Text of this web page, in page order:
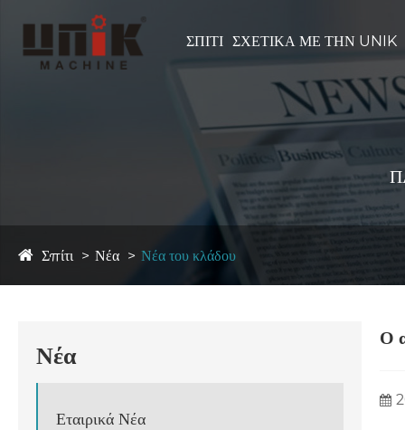
ΣΠΊΤΙ ΣΧΕΤΙΚΆ ΜΕ ΤΗΝ UNIK
Σπίτι Νέα Νέα του κλάδου
Νέα
Εταιρικά Νέα
Ο